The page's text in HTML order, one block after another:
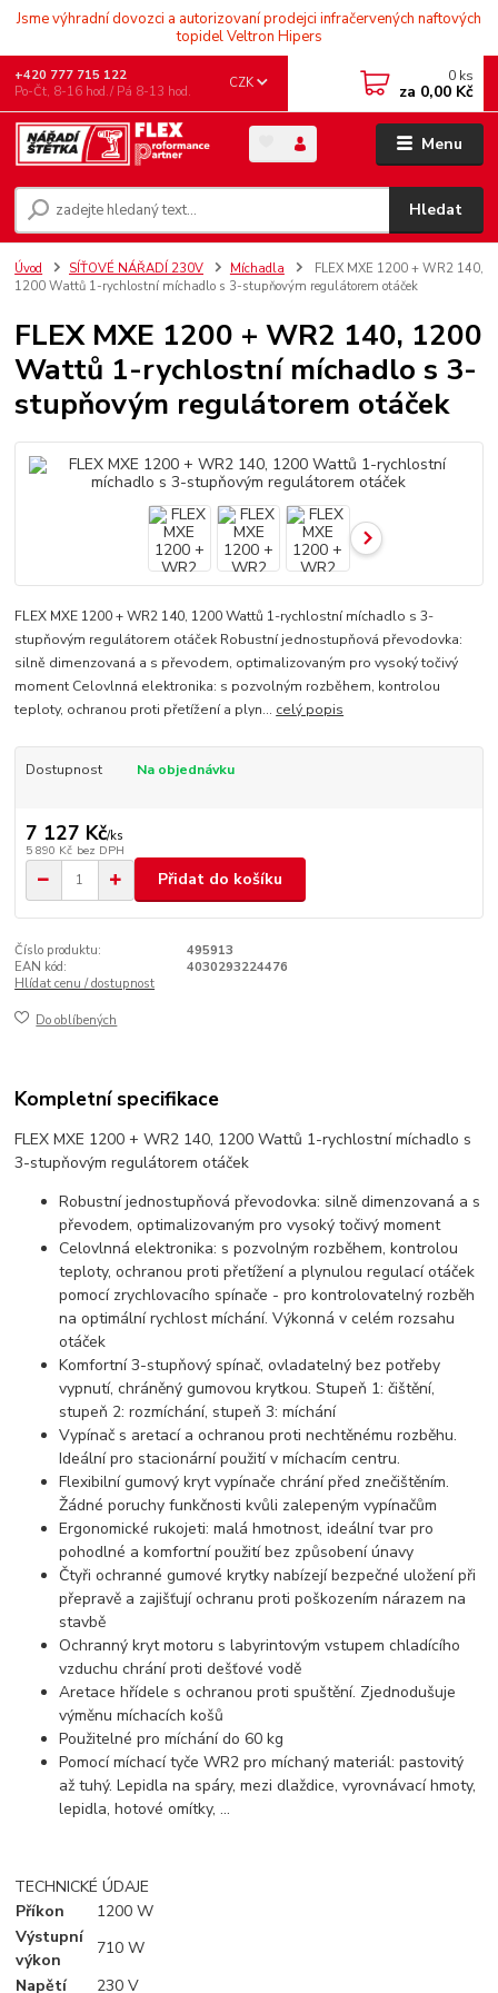
Jsme výhradní dovozci a autorizovaní prodejci infračervených naftových
topidel Veltron Hipers
Menu
CZK
Hledat
+420 777 715 122
Po-Čt, 8-16 hod./ Pá 8-13 hod.
0 ks
za 0,00 Kč
Úvod SÍŤOVÉ NÁŘADÍ 230V Míchadla
FLEX MXE 1200 + WR2 140,
1200 Wattů 1-rychlostní míchadlo s 3-stupňovým regulátorem otáček
FLEX MXE 1200 + WR2 140, 1200
Wattů 1-rychlostní míchadlo s 3-
stupňovým regulátorem otáček
FLEX MXE 1200 + WR2 140, 1200 Wattů 1-rychlostní míchadlo s 3-
stupňovým regulátorem otáček Robustní jednostupňová převodovka:
silně dimenzovaná a s převodem, optimalizovaným pro vysoký točivý
moment Celovlnná elektronika: s pozvolným rozběhem, kontrolou
teploty, ochranou proti přetížení a plyn... celý popis
Dostupnost Na objednávku
7 127 Kč/ks
5 890 Kč bez DPH
Přidat do košíku
Číslo produktu:
495913
EAN kód:
4030293224476
Hlídat cenu / dostupnost
Do oblíbených
Kompletní specifikace
FLEX MXE 1200 + WR2 140, 1200 Wattů 1-rychlostní míchadlo s
3-stupňovým regulátorem otáček
Robustní jednostupňová převodovka: silně dimenzovaná a s
převodem, optimalizovaným pro vysoký točivý moment
Celovlnná elektronika: s pozvolným rozběhem, kontrolou
teploty, ochranou proti přetížení a plynulou regulací otáček
pomocí zrychlovacího spínače - pro kontrolovatelný rozběh
na optimální rychlost míchání. Výkonná v celém rozsahu
otáček
Komfortní 3-stupňový spínač, ovladatelný bez potřeby
vypnutí, chráněný gumovou krytkou. Stupeň 1: čištění,
stupeň 2: rozmíchání, stupeň 3: míchání
Vypínač s aretací a ochranou proti nechtěnému rozběhu.
Ideální pro stacionární použití v míchacím centru.
Flexibilní gumový kryt vypínače chrání před znečištěním.
Žádné poruchy funkčnosti kvůli zalepeným vypínačům
Ergonomické rukojeti: malá hmotnost, ideální tvar pro
pohodlné a komfortní použití bez způsobení únavy
Čtyři ochranné gumové krytky nabízejí bezpečné uložení při
přepravě a zajišťují ochranu proti poškozením nárazem na
stavbě
Ochranný kryt motoru s labyrintovým vstupem chladícího
vzduchu chrání proti dešťové vodě
Aretace hřídele s ochranou proti spuštění. Zjednodušuje
výměnu míchacích košů
Použitelné pro míchání do 60 kg
Pomocí míchací tyče WR2 pro míchaný materiál: pastovitý
až tuhý. Lepidla na spáry, mezi dlaždice, vyrovnávací hmoty,
lepidla, hotové omítky, ...
TECHNICKÉ ÚDAJE
Příkon
1200 W
Výstupní
výkon
710 W
Napětí
230 V